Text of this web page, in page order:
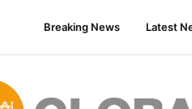
Breaking News
Latest